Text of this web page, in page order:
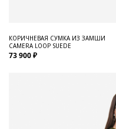
КОРИЧНЕВАЯ СУМКА ИЗ ЗАМШИ
CAMERA LOOP SUEDE
73 900 ₽